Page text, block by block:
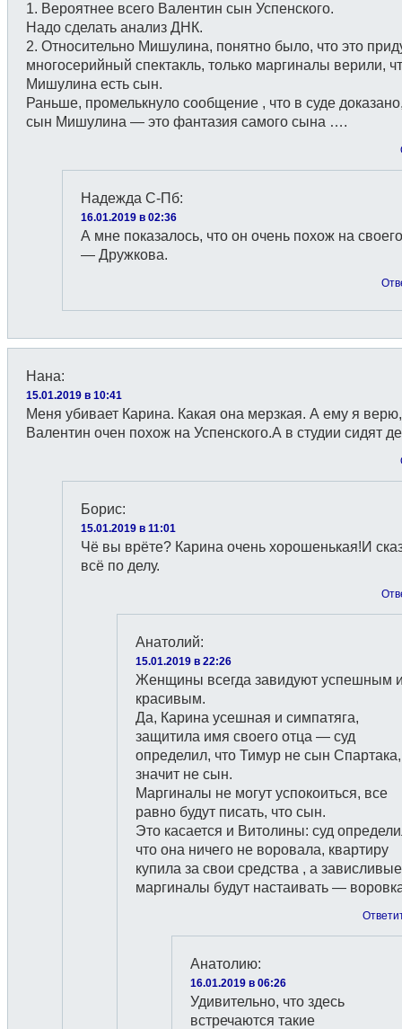
1. Вероятнее всего Валентин сын Успенского.
Надо сделать анализ ДНК.
2. Относительно Мишулина, понятно было, что это
многосерийный спектакль, только маргиналы верили,
Мишулина есть сын.
Раньше, промелькнуло сообщение , что в суде
сын Мишулина — это фантазия самого сына ….
Надежда С-Пб:
16.01.2019 в 02:36
А мне показалось, что он очень похож на
— Дружкова.
Нана:
15.01.2019 в 10:41
Меня убивает Карина. Какая она мерзкая. А ему я верю,
Валентин очен похож на Успенского.А в студии сидят
Борис:
15.01.2019 в 11:01
Чё вы врёте? Карина очень хорошенькая!И
всё по делу.
Анатолий:
15.01.2019 в 22:26
Женщины всегда завидуют успешным
красивым.
Да, Карина усешная и симпатяга,
защитила имя своего отца — суд
определил, что Тимур не сын Спартака,
значит не сын.
Маргиналы не могут успокоиться, все
равно будут писать, что сын.
Это касается и Витолины: суд
что она ничего не воровала, квартиру
купила за свои средства , а зависливые
маргиналы будут настаивать —
Анатолию:
16.01.2019 в 06:26
Удивительно, что здесь
встречаются такие